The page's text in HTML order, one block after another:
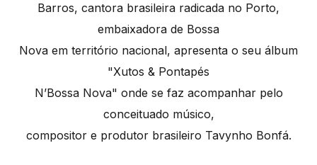
Barros, cantora brasileira radicada no Porto,
embaixadora de Bossa
Nova em território nacional, apresenta o seu álbum
"Xutos & Pontapés
N’Bossa Nova" onde se faz acompanhar pelo
conceituado músico,
compositor e produtor brasileiro Tavynho Bonfá.